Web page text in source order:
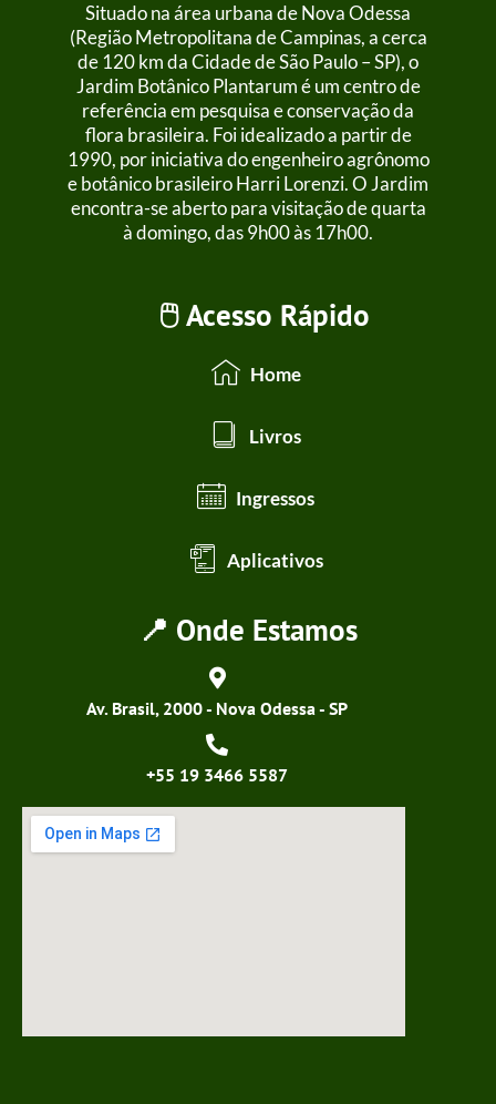
Situado na área urbana de Nova Odessa
(Região Metropolitana de Campinas, a cerca
de 120 km da Cidade de São Paulo – SP), o
Jardim Botânico Plantarum é um centro de
referência em pesquisa e conservação da
flora brasileira. Foi idealizado a partir de
1990, por iniciativa do engenheiro agrônomo
e botânico brasileiro Harri Lorenzi. O Jardim
encontra-se aberto para visitação de quarta
à domingo, das 9h00 às 17h00.
🖱️ Acesso Rápido
Home
Livros
Ingressos
Aplicativos
📍 Onde Estamos
Av. Brasil, 2000 - Nova Odessa - SP
+55 19 3466 5587